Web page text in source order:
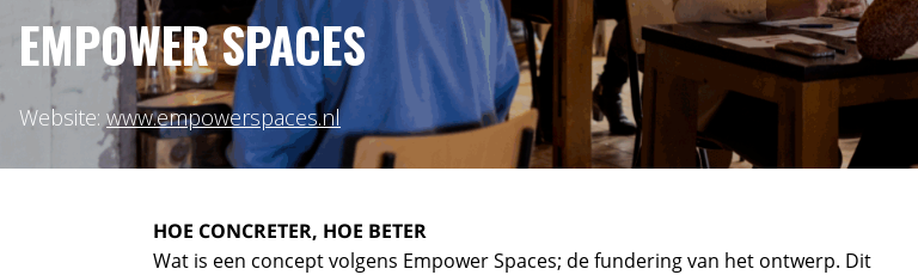
EMPOWER SPACES
Website:www.empowerspaces.nl
HOE CONCRETER, HOE BETER
Wat is een concept volgens Empower Spaces; de fundering van het ontwerp. Dit